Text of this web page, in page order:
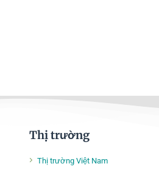
Thị trường
Thị trường Việt Nam